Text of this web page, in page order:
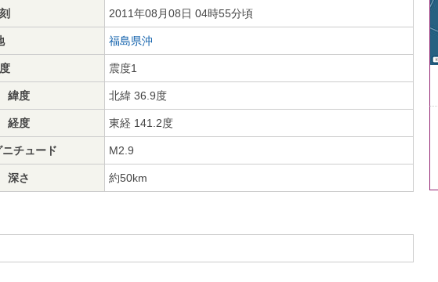
2011年08月08日 04時55分頃
福島県沖
震度1
緯度 北緯 36.9度
経度 東経 141.2度
ニチュード M2.9
深さ 約50km